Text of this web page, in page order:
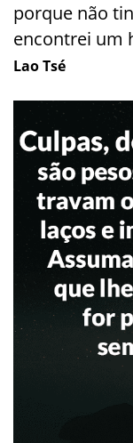
porque não
encontrei um
Lao Tsé